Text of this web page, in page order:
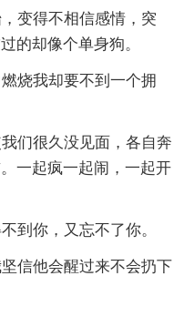
变得不相信感情，突
的却像个单身狗。
烧我却要不到一个拥
们很久没见面，各自奔
一起疯一起闹，一起开
到你，又忘不了你。
信他会醒过来不会扔下